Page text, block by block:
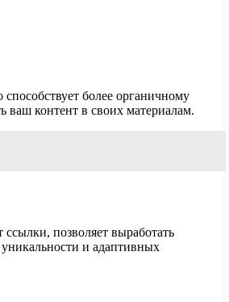
более органичному
ваш контент в своих материалам.
позволяет выработать
уникальности и адаптивных